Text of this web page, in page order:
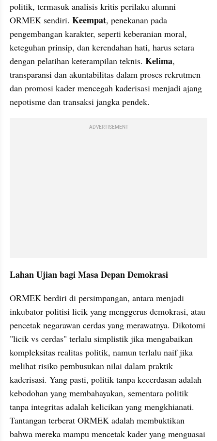
politik, termasuk analisis kritis perilaku alumni
ORMEK sendiri. Keempat, penekanan pada
pengembangan karakter, seperti keberanian moral,
keteguhan prinsip, dan kerendahan hati, harus setara
dengan pelatihan keterampilan teknis. Kelima,
transparansi dan akuntabilitas dalam proses rekrutmen
dan promosi kader mencegah kaderisasi menjadi ajang
nepotisme dan transaksi jangka pendek.
ADVERTISEMENT
Lahan Ujian bagi Masa Depan Demokrasi
ORMEK berdiri di persimpangan, antara menjadi
inkubator politisi licik yang menggerus demokrasi, atau
pencetak negarawan cerdas yang merawatnya. Dikotomi
"licik vs cerdas" terlalu simplistik jika mengabaikan
kompleksitas realitas politik, namun terlalu naif jika
melihat risiko pembusukan nilai dalam praktik
kaderisasi. Yang pasti, politik tanpa kecerdasan adalah
kebodohan yang membahayakan, sementara politik
tanpa integritas adalah kelicikan yang mengkhianati.
Tantangan terberat ORMEK adalah membuktikan
bahwa mereka mampu mencetak kader yang menguasai